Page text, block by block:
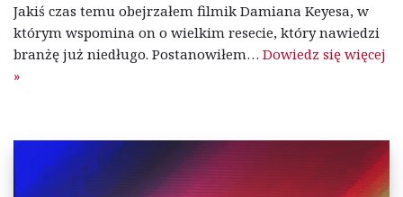
Jakiś czas temu obejrzałem filmik Damiana Keyesa, w
którym wspomina on o wielkim resecie, który nawiedzi
branżę już niedługo. Postanowiłem… Dowiedz się więcej
»